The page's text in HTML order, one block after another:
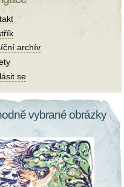
archív
se
vybrané obrázky